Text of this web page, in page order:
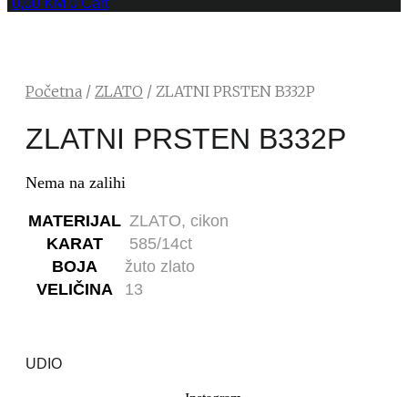
Početna / ZLATO / ZLATNI PRSTEN B332P
ZLATNI PRSTEN B332P
Nema na zalihi
MATERIJAL ZLATO, cikon
KARAT
585/14ct
BOJA
žuto zlato
VELIČINA
13
UDIO